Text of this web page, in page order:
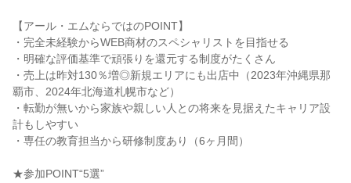
【アール・エムならではのPOINT】
・完全未経験からWEB商材のスペシャリストを目指せる
・明確な評価基準で頑張りを還元する制度がたくさん
・売上は昨対130％増◎新規エリアにも出店中（2023年沖縄県那
覇市、2024年北海道札幌市など）
・転勤が無いから家族や親しい人との将来を見据えたキャリア設
計もしやすい
・専任の教育担当から研修制度あり（6ヶ月間）
★参加POINT“5選”